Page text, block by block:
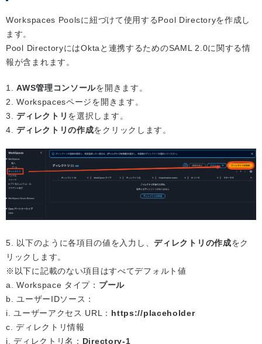
Workspaces Poolsに紐づけて使用するPool Directoryを作成し
ます。
Pool DirectoryにはOktaと連携するためのSAML 2.0に関する情
報が含まれます。
1.AWS管理コンソールを開きます。
2. Workspacesページを開きます。
3.ディレクトリ を選択します。
4.ディレクトリの作成をクリックします。
5. 以下のように各項目の値を入力し、ディレクトリの作成をク
リックします。
※以下に記載のない項目はすべてデフォルト値
a. Workspace タイプ： プール
b. ユーザーIDソース：
i. ユーザーアクセス URL： https://placeholder
c. ディレクトリ情報
i. ディレクトリ名： Directory-1